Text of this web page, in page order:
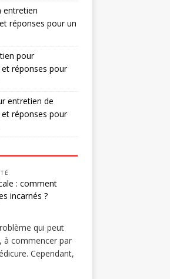
entretien
réponses pour un
pour
réponses pour
entretien de
réponses pour
: comment
incarnés ?
qui peut
à commencer par
Cependant,